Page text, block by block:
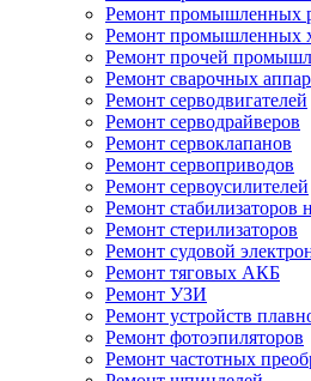
Ремонт промышленных
Ремонт промышленных
Ремонт прочей
Ремонт сварочных
Ремонт серводвигателей
Ремонт серводрайверов
Ремонт сервоклапанов
Ремонт сервоприводов
Ремонт сервоусилителей
Ремонт стабилизаторов
Ремонт стерилизаторов
Ремонт судовой
Ремонт тяговых АКБ
Ремонт УЗИ
Ремонт устройств
Ремонт фотоэпиляторов
Ремонт частотных